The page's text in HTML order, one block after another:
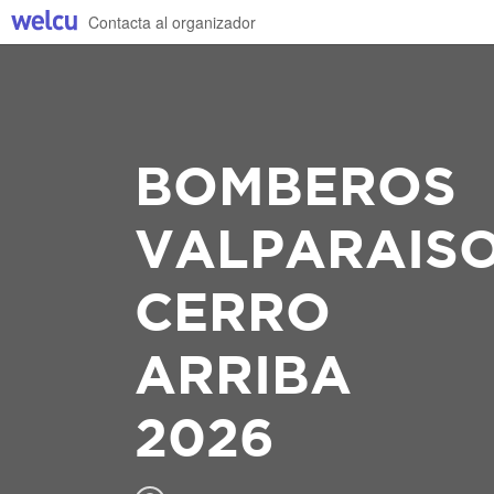
Contacta al organizador
BOMBEROS
CERRO
ARRIBA
2026